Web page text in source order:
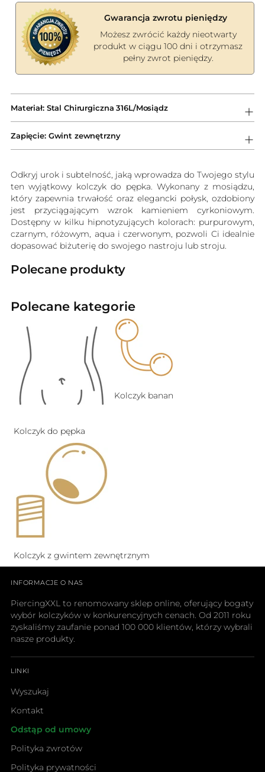
Gwarancja zwrotu pieniędzy
Możesz zwrócić każdy nieotwarty
produkt w ciągu 100 dni i otrzymasz
pełny zwrot pieniędzy.
do
koszyka
Materiał: Stal Chirurgiczna 316L/Mosiądz
Zapięcie: Gwint zewnętrzny
Odkryj urok i subtelność, jaką wprowadza do Twojego stylu
ten wyjątkowy kolczyk do pępka. Wykonany z mosiądzu,
który zapewnia trwałość oraz elegancki połysk, ozdobiony
jest przyciągającym wzrok kamieniem cyrkoniowym.
Dostępny w kilku hipnotyzujących kolorach: purpurowym,
czarnym, różowym, aqua i czerwonym, pozwoli Ci idealnie
dopasować biżuterię do swojego nastroju lub stroju.
Polecane produkty
Polecane kategorie
Kolczyk do pępka
Kolczyk banan
Kolczyk z gwintem zewnętrznym
INFORMACJE O NAS
PiercingXXL to renomowany sklep online, oferujący bogaty
wybór kolczyków w konkurencyjnych cenach. Od 2011 roku
zyskaliśmy zaufanie ponad 100 000 klientów, którzy wybrali
nasze produkty.
LINKI
Wyszukaj
Kontakt
Odstąp od umowy
Polityka zwrotów
Polityka prywatności